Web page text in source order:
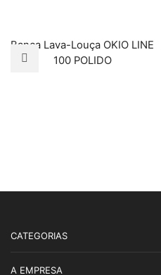
Banca Lava-Louça OKIO LINE
100 POLIDO
CATEGORIAS
A EMPRESA